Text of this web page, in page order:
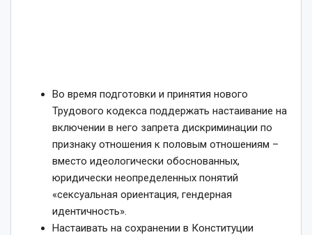
Во время подготовки и принятия нового
Трудового кодекса поддержать настаивание на
включении в него запрета дискриминации по
признаку отношения к половым отношениям –
вместо идеологически обоснованных,
юридически неопределенных понятий
«сексуальная ориентация, гендерная
идентичность».
Настаивать на сохранении в Конституции